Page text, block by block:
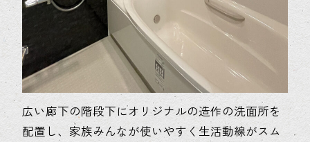
広い廊下の階段下にオリジナルの造作の洗面所を
配置し、家族みんなが使いやすく生活動線がスム